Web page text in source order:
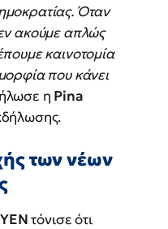
Όταν
ακούμε απλώς
καινοτομία
που κάνει
η Pina
των νέων
τόνισε ότι